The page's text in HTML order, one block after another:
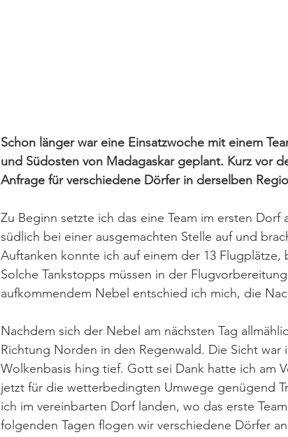
Schon länger war eine Einsatzwoche mit einem
und Südosten von Madagaskar geplant. Kurz vor
Anfrage für verschiedene Dörfer in derselben
Zu Beginn setzte ich das eine Team im ersten
südlich bei einer ausgemachten Stelle auf und
Auftanken konnte ich auf einem der 13
Solche Tankstopps müssen in der
aufkommendem Nebel entschied ich mich, die
Nachdem sich der Nebel am nächsten Tag
Richtung Norden in den Regenwald. Die Sicht
Wolkenbasis hing tief. Gott sei Dank hatte ich am
jetzt für die wetterbedingten Umwege genügend
ich im vereinbarten Dorf landen, wo das erste
folgenden Tagen flogen wir verschiedene Dörfer